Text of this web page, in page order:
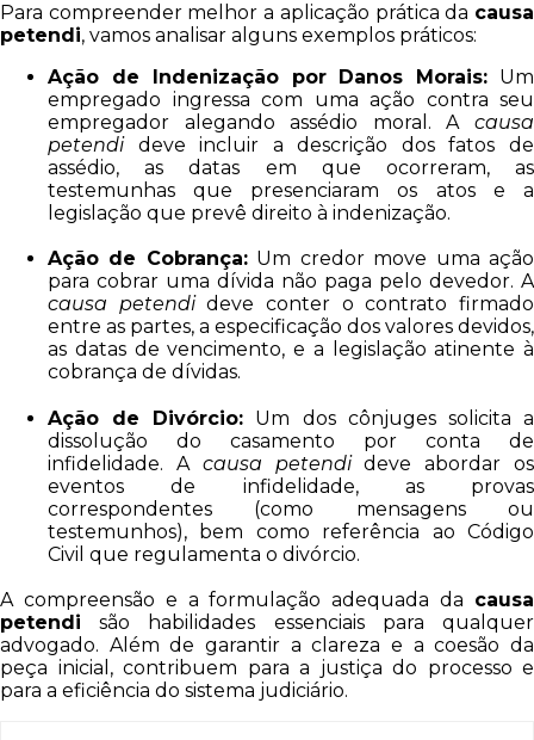
Para compreender melhor a aplicação prática da causa
petendi, vamos analisar alguns exemplos práticos:
Ação de Indenização por Danos Morais: Um
empregado ingressa com uma ação contra seu
empregador alegando assédio moral. A causa
petendideve incluir a descrição dos fatos de
assédio, as datas em que ocorreram, as
testemunhas que presenciaram os atos e a
legislação que prevê direito à indenização.
Ação de Cobrança:Um credor move uma ação
para cobrar uma dívida não paga pelo devedor. A
causa petendideve conter o contrato firmado
entre as partes, a especificação dos valores devidos,
as datas de vencimento, e a legislação atinente à
cobrança de dívidas.
Ação de Divórcio: Um dos cônjuges solicita a
dissolução do casamento por conta de
infidelidade. A causa petendideve abordar os
eventos de infidelidade, as provas
correspondentes (como mensagens ou
testemunhos), bem como referência ao Código
Civil que regulamenta o divórcio.
A compreensão e a formulação adequada da causa
petendi são habilidades essenciais para qualquer
advogado. Além de garantir a clareza e a coesão da
peça inicial, contribuem para a justiça do processo e
para a eficiência do sistema judiciário.